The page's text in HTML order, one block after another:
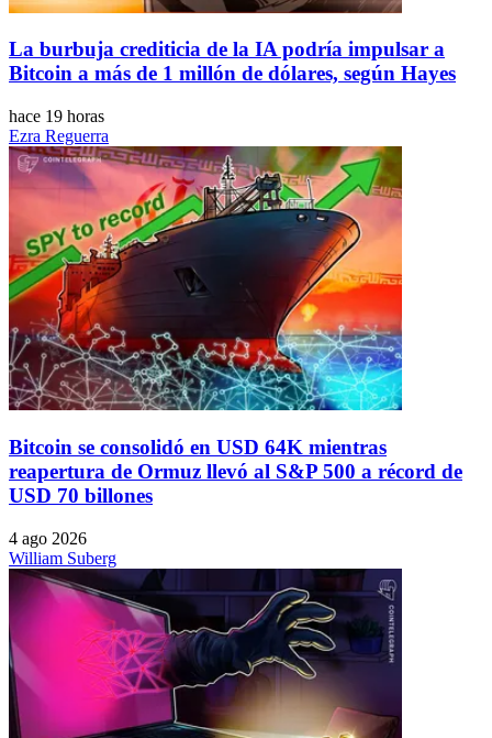
La burbuja crediticia de la IA podría impulsar a
Bitcoin a más de 1 millón de dólares, según Hayes
hace 19 horas
Ezra Reguerra
Bitcoin se consolidó en USD 64K mientras
reapertura de Ormuz llevó al S&P 500 a récord de
USD 70 billones
4 ago 2026
William Suberg